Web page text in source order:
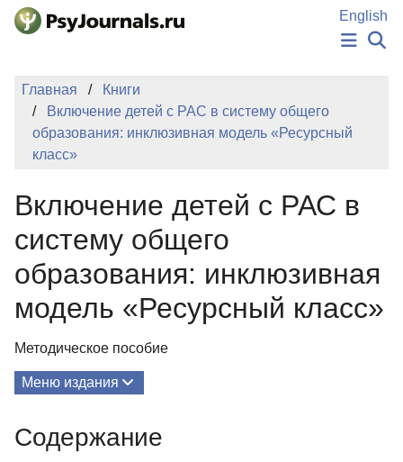
Перейти к основному содержанию
English
ИЗДАНИЯ
ПОДАТЬ РУКОПИСЬ
Регистрация
Вход
Главная
Книги
Включение детей с РАС в систему общего
образования: инклюзивная модель «Ресурсный
класс»
Включение детей с РАС в
систему общего
образования: инклюзивная
модель «Ресурсный класс»
Методическое пособие
Меню издания
Текст
Содержание